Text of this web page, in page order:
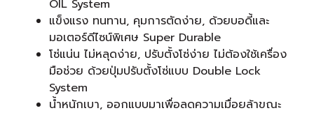
OIL System
แข็งแรง ทนทาน, คุมการตัดง่าย, ด้วยบอดี้และ
มอเตอร์ดีไซน์พิเศษ Super Durable
โซ่แน่น ไม่หลุดง่าย, ปรับตั้งโซ่ง่าย ไม่ต้องใช้เครื่อง
มือช่วย ด้วยปุ่มปรับตั้งโซ่แบบ Double Lock
System
น้ำหนักเบา, ออกแบบมาเพื่อลดความเมื่อยล้าขณะ